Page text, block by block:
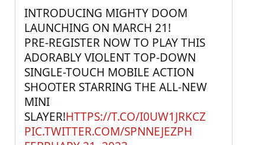
INTRODUCING MIGHTY DOOM
LAUNCHING ON MARCH 21!
PRE-REGISTER NOW TO PLAY THIS
ADORABLY VIOLENT TOP-DOWN
SINGLE-TOUCH MOBILE ACTION
SHOOTER STARRING THE ALL-NEW
MINI
SLAYER!HTTPS://T.CO/I0UW1JRKCZ
PIC.TWITTER.COM/SPNNEJEZPH